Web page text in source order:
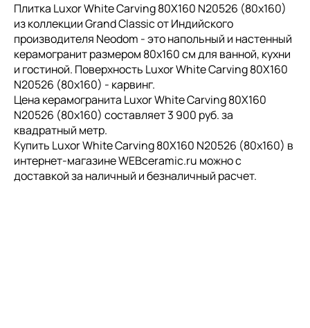
Плитка Luxor White Carving 80X160 N20526 (80x160)
из коллекции Grand Classic от Индийского
производителя Neodom - это напольный и настенный
керамогранит размером 80x160 см для ванной, кухни
и гостиной. Поверхность Luxor White Carving 80X160
N20526 (80x160) - карвинг.
Цена керамогранита Luxor White Carving 80X160
N20526 (80x160) составляет 3 900 руб. за
квадратный метр.
Купить Luxor White Carving 80X160 N20526 (80x160) в
интернет-магазине WEBceramic.ru можно с
доставкой за наличный и безналичный расчет.